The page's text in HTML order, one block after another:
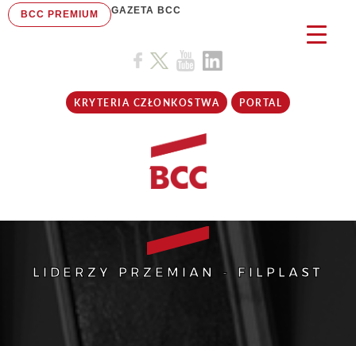
BCC PREMIUM GAZETA BCC
KRYTERIA CZŁONKOSTWA PORTAL
LIDERZY PRZEMIAN - FILPLAST